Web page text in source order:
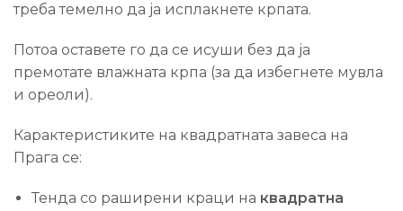
треба темелно да ја исплакнете крпата.
Потоа оставете го да се исуши без да ја
премотате влажната крпа (за да избегнете мувла
и ореоли).
Карактеристиките на квадратната завеса на
Прага се:
Тенда со раширени краци на квадратна